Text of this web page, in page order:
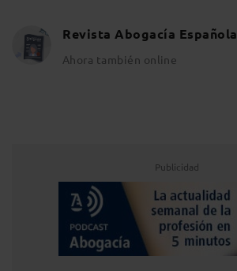
Revista Abogacía Española
Ahora también online
Publicidad